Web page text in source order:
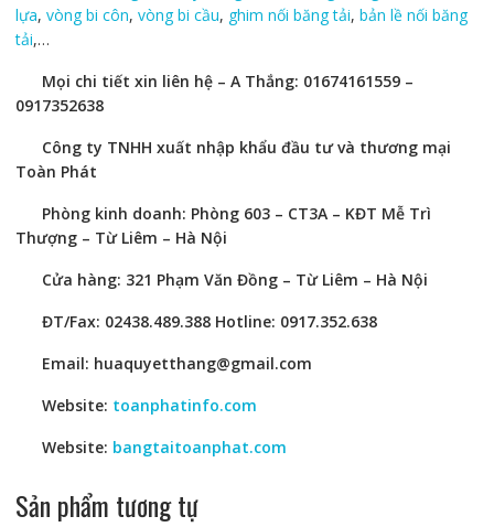
lựa, vòng bi côn, vòng bi cầu, ghim nối băng tải, bản lề nối băng
tải,…
Mọi chi tiết xin liên hệ – A Thắng: 01674161559 –
0917352638
Công ty TNHH xuất nhập khẩu đầu tư và thương mại
Toàn Phát
Phòng kinh doanh: Phòng 603 – CT3A – KĐT Mễ Trì
Thượng – Từ Liêm – Hà Nội
Cửa hàng: 321 Phạm Văn Đồng – Từ Liêm – Hà Nội
ĐT/Fax: 02438.489.388 Hotline: 0917.352.638
Email: huaquyetthang@gmail.com
Website: toanphatinfo.com
Website: bangtaitoanphat.com
Sản phẩm tương tự